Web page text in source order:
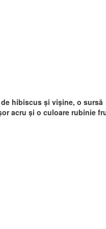
hibiscus și vișine, o sursă
acru și o culoare rubinie